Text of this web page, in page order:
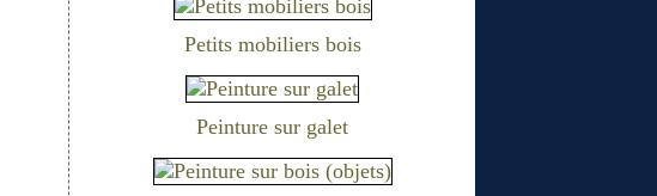
Petits mobiliers bois
Peinture sur galet